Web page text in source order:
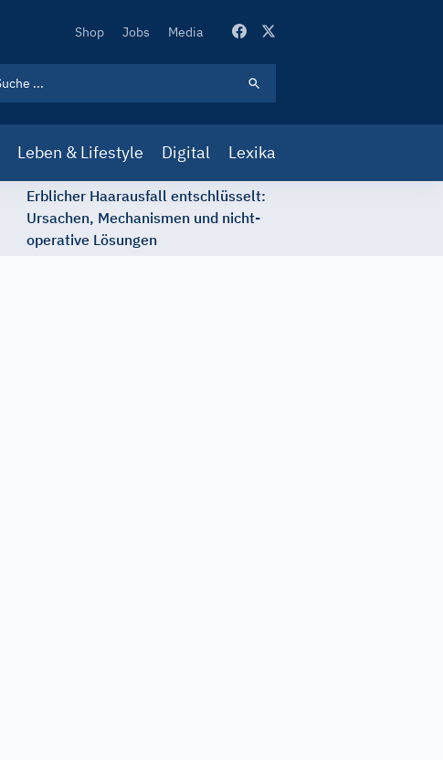
Secondary
Shop Jobs Media
Leben & Lifestyle Digital Lexika
Erblicher Haarausfall entschlüsselt:
Ursachen, Mechanismen und nicht-
operative Lösungen